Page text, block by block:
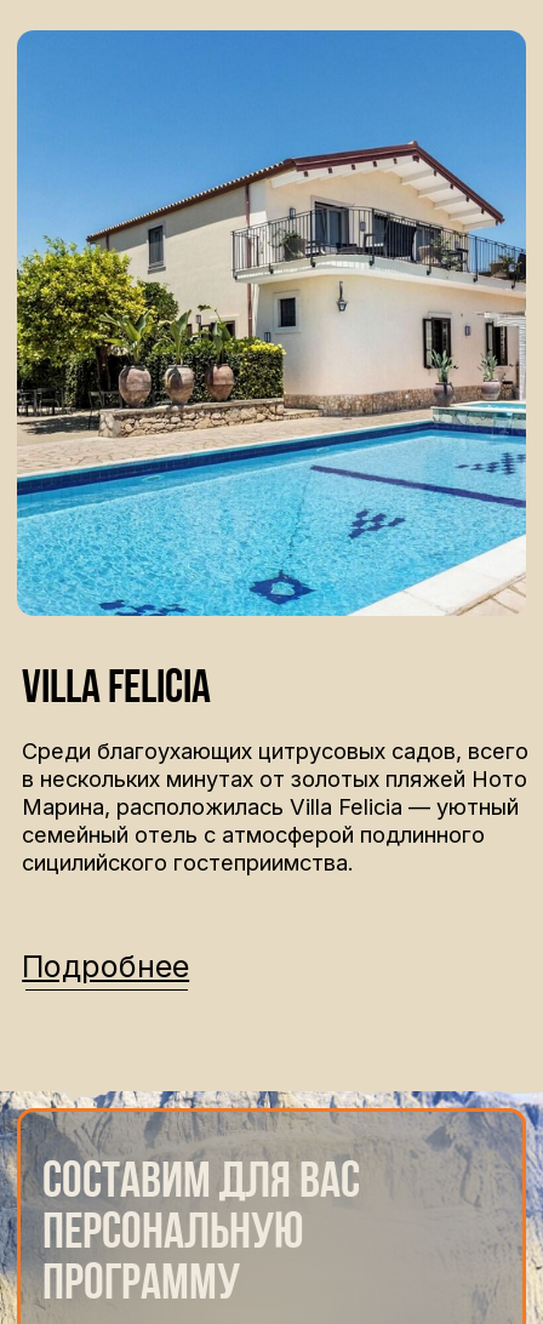
Смотреть галерею
отзывы
Долго сомневались в уровне
сервиса, но были поражены: отели
отличные, питание – вкусное и
разнообразное, а организация – на
высшем уровне. Это был настоящий
отдых с заботой о каждом и
главное для нас не нужно было
думать о чем то!
НАТАЛИЯ И ДМИТРИЙ
Думала, что
компании
оказалось, что мы
подружились с
одной волне!
АНАСТАСИЯ
Смотрите другие
наши программы
Подробнее
Доломиты
Неделя через самые впечатляющие
пейзажи северной Италии
от 5 500 €
сложность 3/5